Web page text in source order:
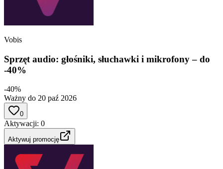
Vobis
Sprzęt audio: głośniki, słuchawki i mikrofony – do
-40%
-40%
Ważny do 20 paź 2026
0
Aktywacji: 0
Aktywuj promocję